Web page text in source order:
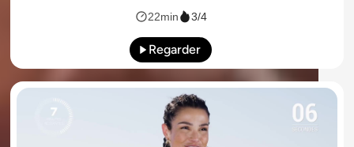
22min 3/4
Regarder